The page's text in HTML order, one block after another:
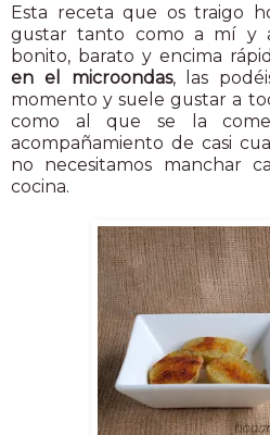
Esta receta que os traigo
gustar tanto como a mí y
bonito, barato y encima
en el microondas, las
momento y suele gustar a
como al que se la
acompañamiento de casi
no necesitamos manchar
cocina.